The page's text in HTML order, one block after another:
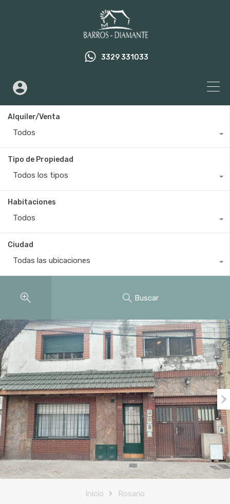
3329 331033
Alquiler/Venta
Todos
Tipo de Propiedad
Todos los tipos
Habitaciones
Todos
Ciudad
Todas las ubicaciones
Buscar
Inicio Rosario